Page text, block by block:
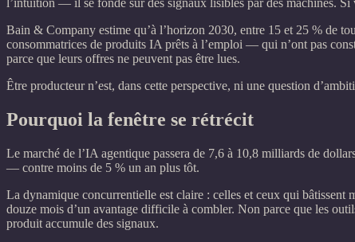
Bain & Company estime qu’à l’horizon 2030, entre 15 et 25 % de
consommatrices de produits IA prêts à l’emploi — qui n’ont pas
parce que leurs offres ne peuvent pas être lues.
Être producteur n’est, dans cette perspective, ni une question
Pourquoi la fenêtre se rétrécit
Le marché de l’IA agentique passera de 7,6 à 10,8 milliards de
— contre moins de 5 % un an plus tôt.
La dynamique concurrentielle est claire : celles et ceux qui bâtissent
douze mois d’un avantage difficile à combler. Non parce que les
produit accumule des signaux.